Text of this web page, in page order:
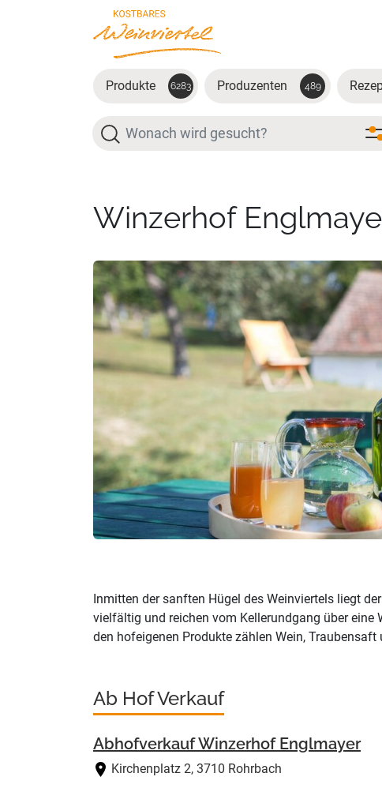
Zum Hauptinhalt springen
Produkte 6283 Produzenten 489
Suche
Winzerhof
Inmitten der sanften Hügel des Weinviertels liegt
vielfältig und reichen vom Kellerundgang über
den hofeigenen Produkte zählen Wein, Traubensaft
Ab Hof Verkauf
Abhofverkauf Winzerhof Englmayer
Kirchenplatz 2, 3710 Rohrbach